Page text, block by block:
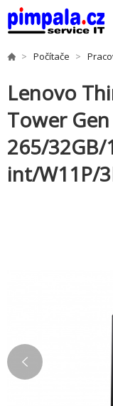
Počítače
Lenovo
Tower
265/
int/W11P/